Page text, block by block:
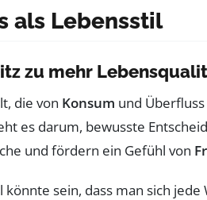
als Lebensstil
zu mehr
die von Konsum und
es darum, bewusste
und fördern ein Gefühl von
könnte sein, dass man sich